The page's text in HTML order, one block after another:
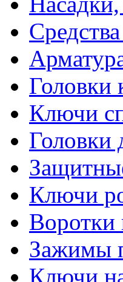
Головки
Ключи
Головки
Ключи
Воротки
Зажимы
Ключи